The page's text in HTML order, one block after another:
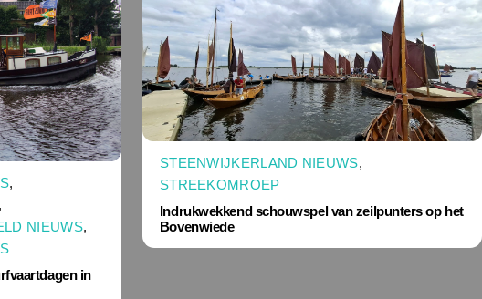
,
,
NIEUWS,
in
STEENWIJKERLAND NIEUWS,
STREEKOMROEP
Indrukwekkend schouwspel van zeilpunters op het
Bovenwiede